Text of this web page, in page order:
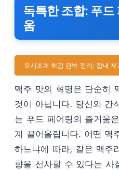
독특한 조합: 푸드
움
모시조개 해감 완벽 정리: 잡내
맥주 맛의 혁명은 단순히
것이 아닙니다. 당신의 간
는 푸드 페어링의 즐거움
계 끌어올립니다. 어떤 맥
하느냐에 따라, 같은 맥주
향을 선사할 수 있다는 사